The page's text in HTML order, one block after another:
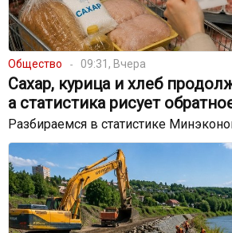
Общество 09:31, Вчера
Сахар, курица и хлеб
а статистика рисует
Разбираемся в статистике